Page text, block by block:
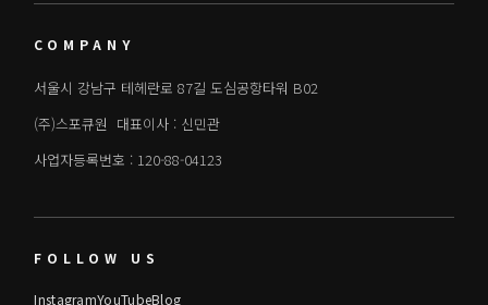
COMPANY
서울시 강남구 테헤란로 87길 도심공항타워 B02
(주)스포큐원 대표이사 : 신민관
사업자등록번호 : 120-88-04123
FOLLOW US
InstagramYouTubeBlog